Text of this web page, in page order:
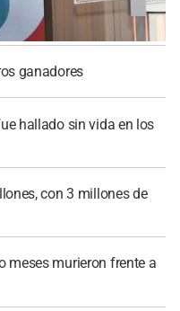
ganadores
hallado sin vida en los
con 3 millones de
meses murieron frente a